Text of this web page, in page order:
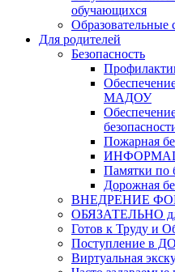
обучающихся
Образовательные
Для родителей
Безопасность
МАДОУ
Пожарная
Памятки по
Дорожная
ВНЕДРЕНИЕ
ОБЯЗАТЕЛЬНО
Готов к Труду и
Поступление в
Виртуальная